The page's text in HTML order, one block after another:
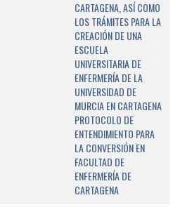
CARTAGENA, ASÍ COMO
LOS TRÁMITES PARA LA
CREACIÓN DE UNA
ESCUELA
UNIVERSITARIA DE
ENFERMERÍA DE LA
UNIVERSIDAD DE
MURCIA EN CARTAGENA
PROTOCOLO DE
ENTENDIMIENTO PARA
LA CONVERSIÓN EN
FACULTAD DE
ENFERMERÍA DE
CARTAGENA